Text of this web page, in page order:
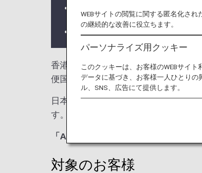
ラウンジが所在する国や州に
香港国際空港では、 ユナイテッド ク
便国際線を利用される際のラウンジ
日本国外の空港にて、ANAグループ
す。入室基準に関しては各運航会社
「ANA SUITE LOUNGE」ご利用券
対象のお客様
WEBサイトの閲覧に関する匿名化さ
の継続的な改善に役立ちます。
パーソナライズ用クッキー
このクッキーは、お客様のWEBサイ
データに基づき、お客様一人ひとりの
ル、SNS、広告にて提供します。